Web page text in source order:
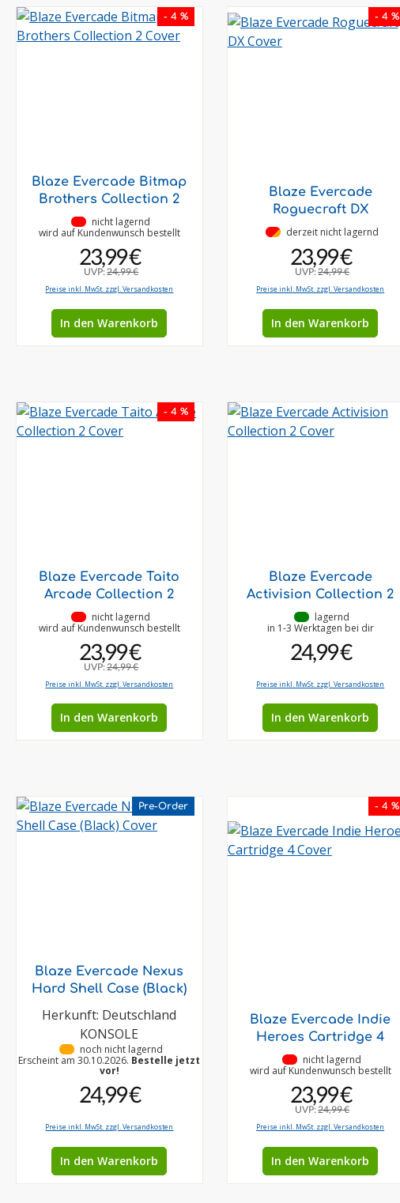
- 4 %
Blaze Evercade Bitmap
Brothers Collection 2
nicht lagernd
wird auf Kundenwunsch bestellt
23,99 €
UVP:24,99 €
Preise inkl. MwSt. zzgl. Versandkosten
In den Warenkorb
- 4 %
Blaze Evercade
Roguecraft DX
• derzeit nicht lagernd
23,99 €
UVP:24,99 €
Preise inkl. MwSt. zzgl. Versandkosten
In den Warenkorb
- 4 %
Blaze Evercade Taito
Arcade Collection 2
nicht lagernd
wird auf Kundenwunsch bestellt
23,99 €
UVP:24,99 €
Preise inkl. MwSt. zzgl. Versandkosten
In den Warenkorb
Blaze Evercade
Activision Collection 2
lagernd
in 1-3 Werktagen bei dir
24,99 €
Preise inkl. MwSt. zzgl. Versandkosten
In den Warenkorb
Pre-Order
Blaze Evercade Nexus
Hard Shell Case (Black)
Herkunft: Deutschland
KONSOLE
noch nicht lagernd
Erscheint am 30.10.2026. Bestelle jetzt
vor!
24,99 €
Preise inkl. MwSt. zzgl. Versandkosten
In den Warenkorb
- 4 %
Blaze Evercade Indie
Heroes Cartridge 4
nicht lagernd
wird auf Kundenwunsch bestellt
23,99 €
UVP:24,99 €
Preise inkl. MwSt. zzgl. Versandkosten
In den Warenkorb